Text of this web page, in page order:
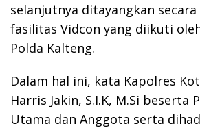
selanjutnya ditayangkan
fasilitas Vidcon yang diikuti
Polda Kalteng.
Dalam hal ini, kata Kapolres
Harris Jakin, S.I.K, M.Si beserta
Utama dan Anggota serta